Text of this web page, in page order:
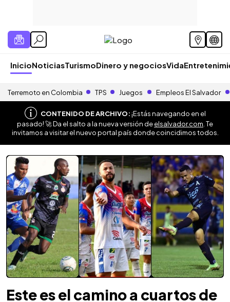
InicioNoticiasTurismoDinero y negociosVida
Terremoto en Colombia TPS Juegos Empleos El Salvador
CONTENIDO DE ARCHIVO:¡Estás navegando en el
pasado! 🚀 Da el salto a la nueva versión deelsalvador.com . Te
invitamos a visitar el nuevo portal país donde coincidimos todos.
Este es el camino a cuartos de